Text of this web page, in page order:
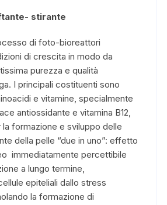
stirante
di foto-bioreattori
di crescita in modo da
purezza e qualità
I principali costituenti sono
e vitamine, specialmente
antiossidante e vitamina B12,
formazione e sviluppo delle
della pelle “due in uno”: effetto
immediatamente percettibile
a lungo termine,
epiteliali dallo stress
la formazione di